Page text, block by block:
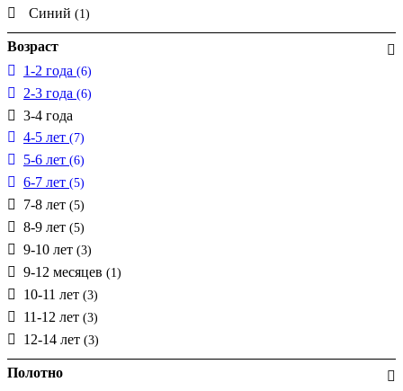
Синий (1)
Возраст
1-2 года (6)
2-3 года (6)
3-4 года
4-5 лет (7)
5-6 лет (6)
6-7 лет (5)
7-8 лет (5)
8-9 лет (5)
9-10 лет (3)
9-12 месяцев (1)
10-11 лет (3)
11-12 лет (3)
12-14 лет (3)
Полотно